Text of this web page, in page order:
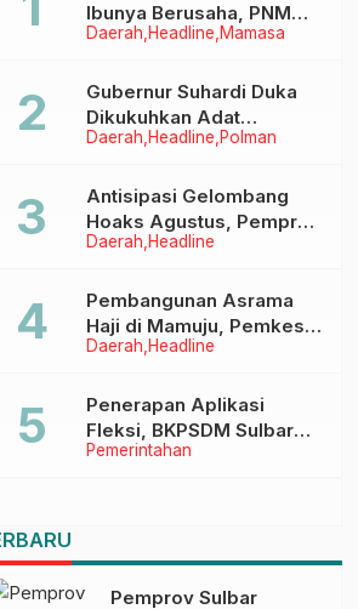
Daerah Headline Mamasa
Ibunya Berusaha, PNM
Juga Menjaga Mimpi
Menggapai Cita-Cita
Daerah Headline Polman
Gubernur Suhardi Duka
Dikukuhkan Adat
Balanipa, Raih Gelar Sulo
Daerah Headline
Antisipasi Gelombang
Hoaks Agustus, Pemprov
Sulbar Ajak Warga Jaga
Daerah Headline
Pembangunan Asrama
Haji di Mamuju, Pemkesra
dan Kementerian Haji
Pemerintahan
Penerapan Aplikasi
Fleksi, BKPSDM Sulbar
Dorong Transformasi
Pemprov Sulbar